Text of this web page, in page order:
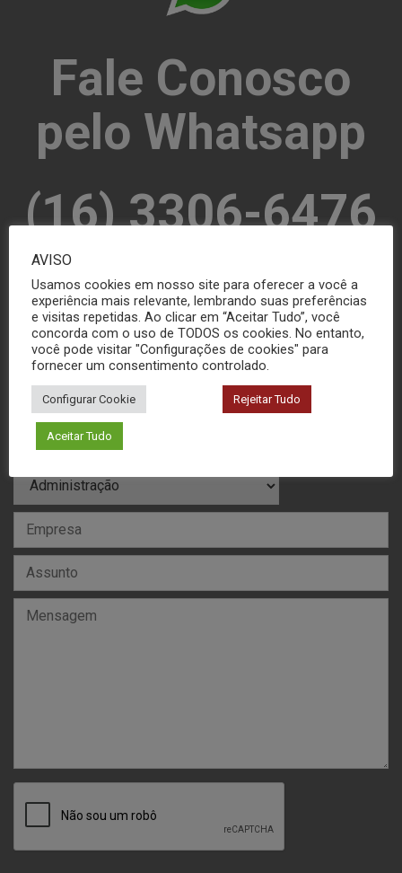
Fale Conosco
pelo Whatsapp
(16) 3306-6476
MANDE SUA MENSAGEM
AVISO
Usamos cookies em nosso site para oferecer a você a
experiência mais relevante, lembrando suas preferências
e visitas repetidas. Ao clicar em “Aceitar Tudo”, você
concorda com o uso de TODOS os cookies. No entanto,
você pode visitar "Configurações de cookies" para
fornecer um consentimento controlado.
Configurar Cookie Rejeitar Tudo
Aceitar Tudo